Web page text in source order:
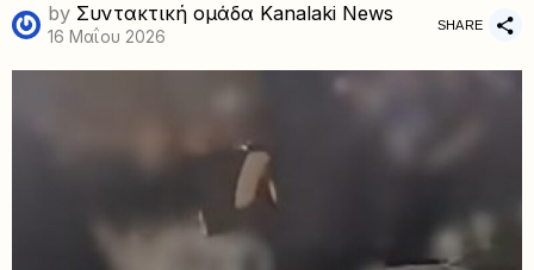
by Συντακτική ομάδα Kanalaki News
16 Μαΐου 2026
SHARE